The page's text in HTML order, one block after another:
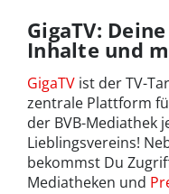
GigaTV:
Inhalte und
GigaTV ist der TV-
zentrale Plattform
der BVB-Mediathek
Lieblingsvereins!
bekommst Du
Mediatheken und